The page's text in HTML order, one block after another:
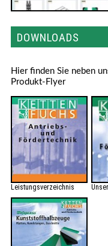
DOWNLOADS
Hier finden Sie neben
Produkt-Flyer
Leistungsverzeichnis